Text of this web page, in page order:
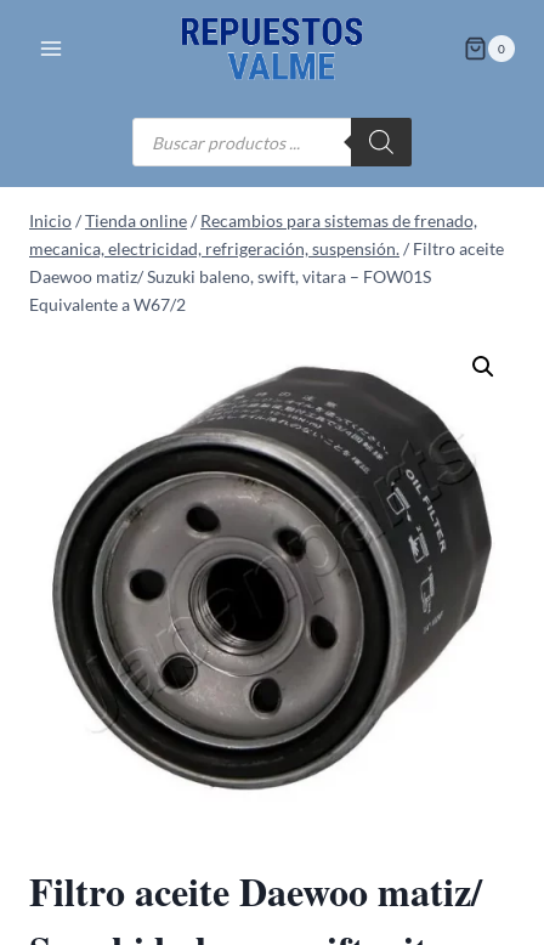
0
Búsqueda
de
productos
Inicio/Tienda online/ Recambios para sistemas de frenado,
mecanica, electricidad, refrigeración, suspensión./ Filtro aceite
Daewoo matiz/ Suzuki baleno, swift, vitara – FOW01S
Equivalente a W67/2
Filtro aceite Daewoo matiz/